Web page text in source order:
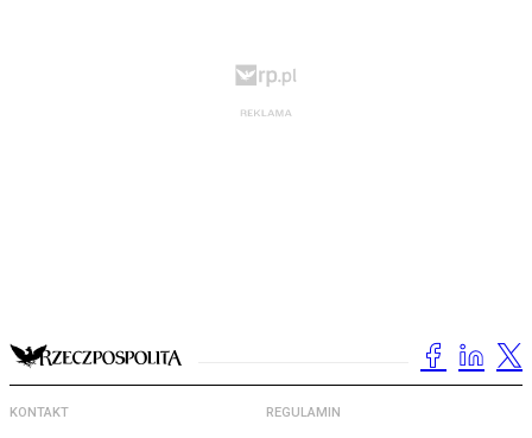
KONTAKT REGULAMIN